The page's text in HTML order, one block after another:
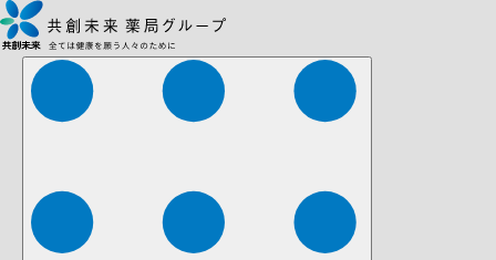
株式会社ファーマみらい 株式会社ストレチア